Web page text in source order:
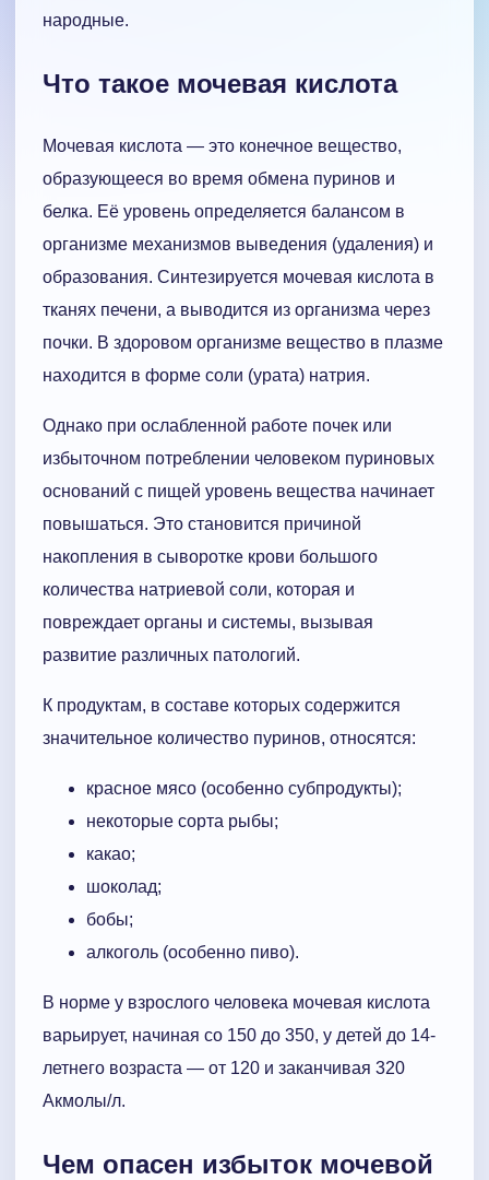
народные.
Что такое мочевая кислота
Мочевая кислота — это конечное вещество,
образующееся во время обмена пуринов и
белка. Её уровень определяется балансом в
организме механизмов выведения (удаления) и
образования. Синтезируется мочевая кислота в
тканях печени, а выводится из организма через
почки. В здоровом организме вещество в плазме
находится в форме соли (урата) натрия.
Однако при ослабленной работе почек или
избыточном потреблении человеком пуриновых
оснований с пищей уровень вещества начинает
повышаться. Это становится причиной
накопления в сыворотке крови большого
количества натриевой соли, которая и
повреждает органы и системы, вызывая
развитие различных патологий.
К продуктам, в составе которых содержится
значительное количество пуринов, относятся:
красное мясо (особенно субпродукты);
некоторые сорта рыбы;
какао;
шоколад;
бобы;
алкоголь (особенно пиво).
В норме у взрослого человека мочевая кислота
варьирует, начиная со 150 до 350, у детей до 14-
летнего возраста — от 120 и заканчивая 320
Акмолы/л.
Чем опасен избыток мочевой